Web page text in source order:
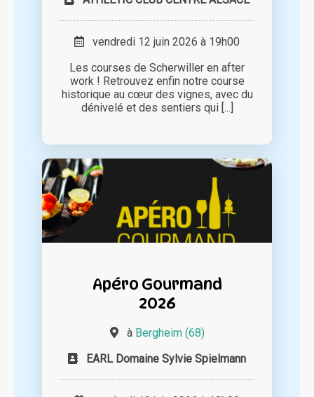
vendredi 12 juin 2026 à 19h00
Les courses de Scherwiller en after
work ! Retrouvez enfin notre course
historique au cœur des vignes, avec du
dénivelé et des sentiers qui [...]
Apéro Gourmand
2026
à Bergheim (68)
EARL Domaine Sylvie Spielmann